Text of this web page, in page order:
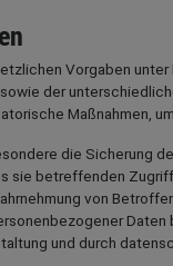
Vorgaben
der
Maßnahmen,
die Sicherung
sie betreffenden
von
und durch